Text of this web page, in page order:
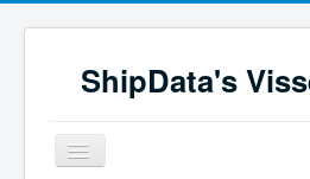
ShipData's
Schakelen